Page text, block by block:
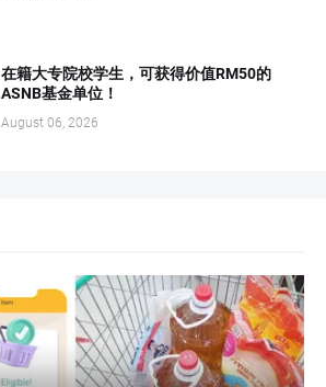
在籍大专院校学生，可获得价值RM50的
ASNB基金单位！
August 06, 2026